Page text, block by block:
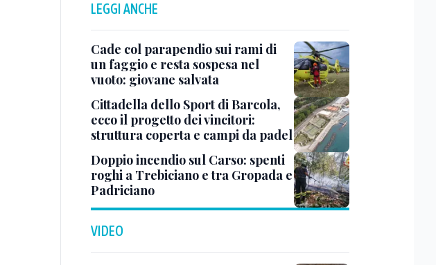
LEGGI ANCHE
Cade col parapendio sui rami di
un faggio e resta sospesa nel
vuoto: giovane salvata
Cittadella dello Sport di Barcola,
ecco il progetto dei vincitori:
struttura coperta e campi da padel
Doppio incendio sul Carso: spenti
roghi a Trebiciano e tra Gropada e
Padriciano
VIDEO